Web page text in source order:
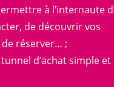
à l’internaute
de découvrir vos
réserver… ;
d’achat simple et